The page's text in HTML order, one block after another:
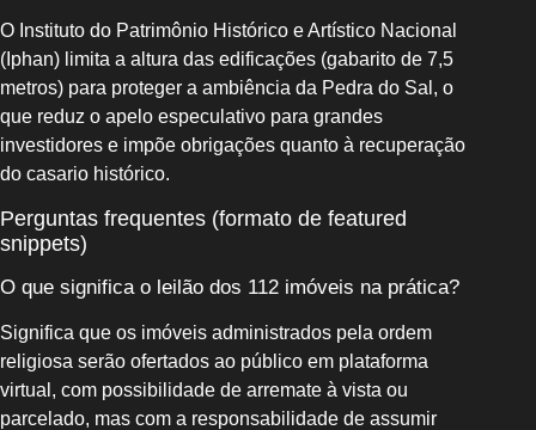
O Instituto do Patrimônio Histórico e Artístico Nacional
(Iphan) limita a altura das edificações (gabarito de 7,5
metros) para proteger a ambiência da Pedra do Sal, o
que reduz o apelo especulativo para grandes
investidores e impõe obrigações quanto à recuperação
do casario histórico.
Perguntas frequentes (formato de featured
snippets)
O que significa o leilão dos 112 imóveis na prática?
Significa que os imóveis administrados pela ordem
religiosa serão ofertados ao público em plataforma
virtual, com possibilidade de arremate à vista ou
parcelado, mas com a responsabilidade de assumir